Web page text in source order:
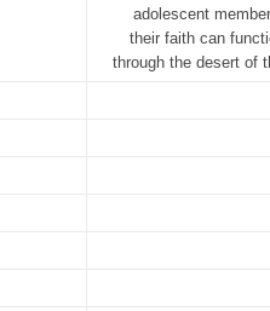
adolescent
their faith can
through the desert of